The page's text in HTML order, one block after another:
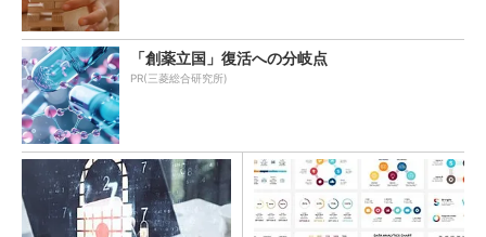
「創薬立国」復活への分岐点
PR(三菱総合研究所)